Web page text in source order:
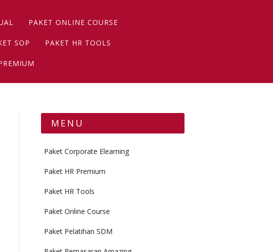
PAKET ONLINE COURSE
SOP PAKET HR TOOLS
MENU
Paket Corporate Elearning
Paket HR Premium
Paket HR Tools
Paket Online Course
Paket Pelatihan SDM